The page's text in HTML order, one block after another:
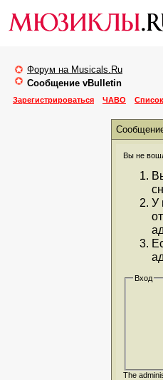
Форум на Musicals.Ru
Сообщение vBulletin
Зарегистрироваться ЧАВО
Вы не
У
Вход
The